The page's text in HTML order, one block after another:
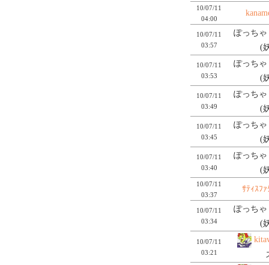
10/07/11
04:00
10/07/11
03:57
ぽっちゃ
(
10/07/11
03:53
ぽっちゃ
(
10/07/11
03:49
ぽっちゃ
(
10/07/11
03:45
ぽっちゃ
(
10/07/11
03:40
ぽっちゃ
(
10/07/11
03:37
ｻﾃｨｽﾌｧ
10/07/11
03:34
ぽっちゃ
(
10/07/11
03:21